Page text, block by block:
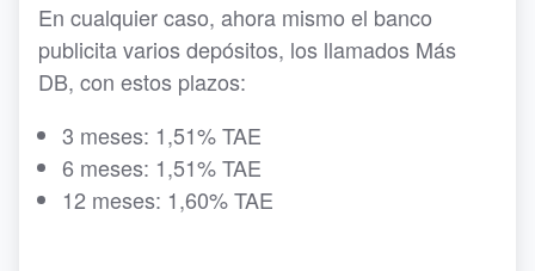
En cualquier caso, ahora mismo el banco
publicita varios depósitos, los llamados Más
DB, con estos plazos:
3 meses: 1,51% TAE
6 meses: 1,51% TAE
12 meses: 1,60% TAE